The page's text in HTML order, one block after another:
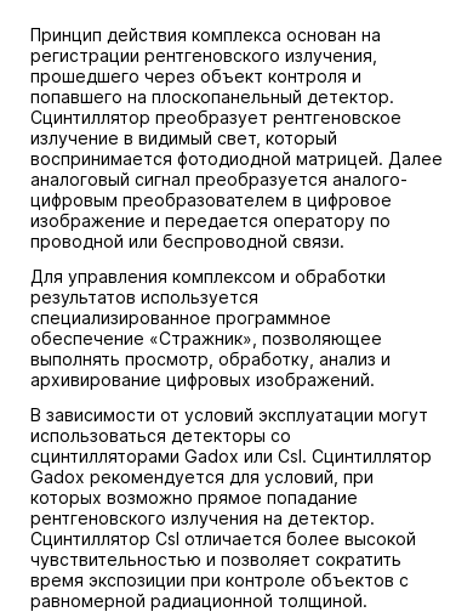
Принцип действия комплекса основан на
регистрации рентгеновского излучения,
прошедшего через объект контроля и
попавшего на плоскопанельный детектор.
Сцинтиллятор преобразует рентгеновское
излучение в видимый свет, который
воспринимается фотодиодной матрицей. Далее
аналоговый сигнал преобразуется аналого-
цифровым преобразователем в цифровое
изображение и передается оператору по
проводной или беспроводной связи.
Для управления комплексом и обработки
результатов используется
специализированное программное
обеспечение «Стражник», позволяющее
выполнять просмотр, обработку, анализ и
архивирование цифровых изображений.
В зависимости от условий эксплуатации могут
использоваться детекторы со
сцинтилляторами Gadox или CsI. Сцинтиллятор
Gadox рекомендуется для условий, при
которых возможно прямое попадание
рентгеновского излучения на детектор.
Сцинтиллятор CsI отличается более высокой
чувствительностью и позволяет сократить
время экспозиции при контроле объектов с
равномерной радиационной толщиной.